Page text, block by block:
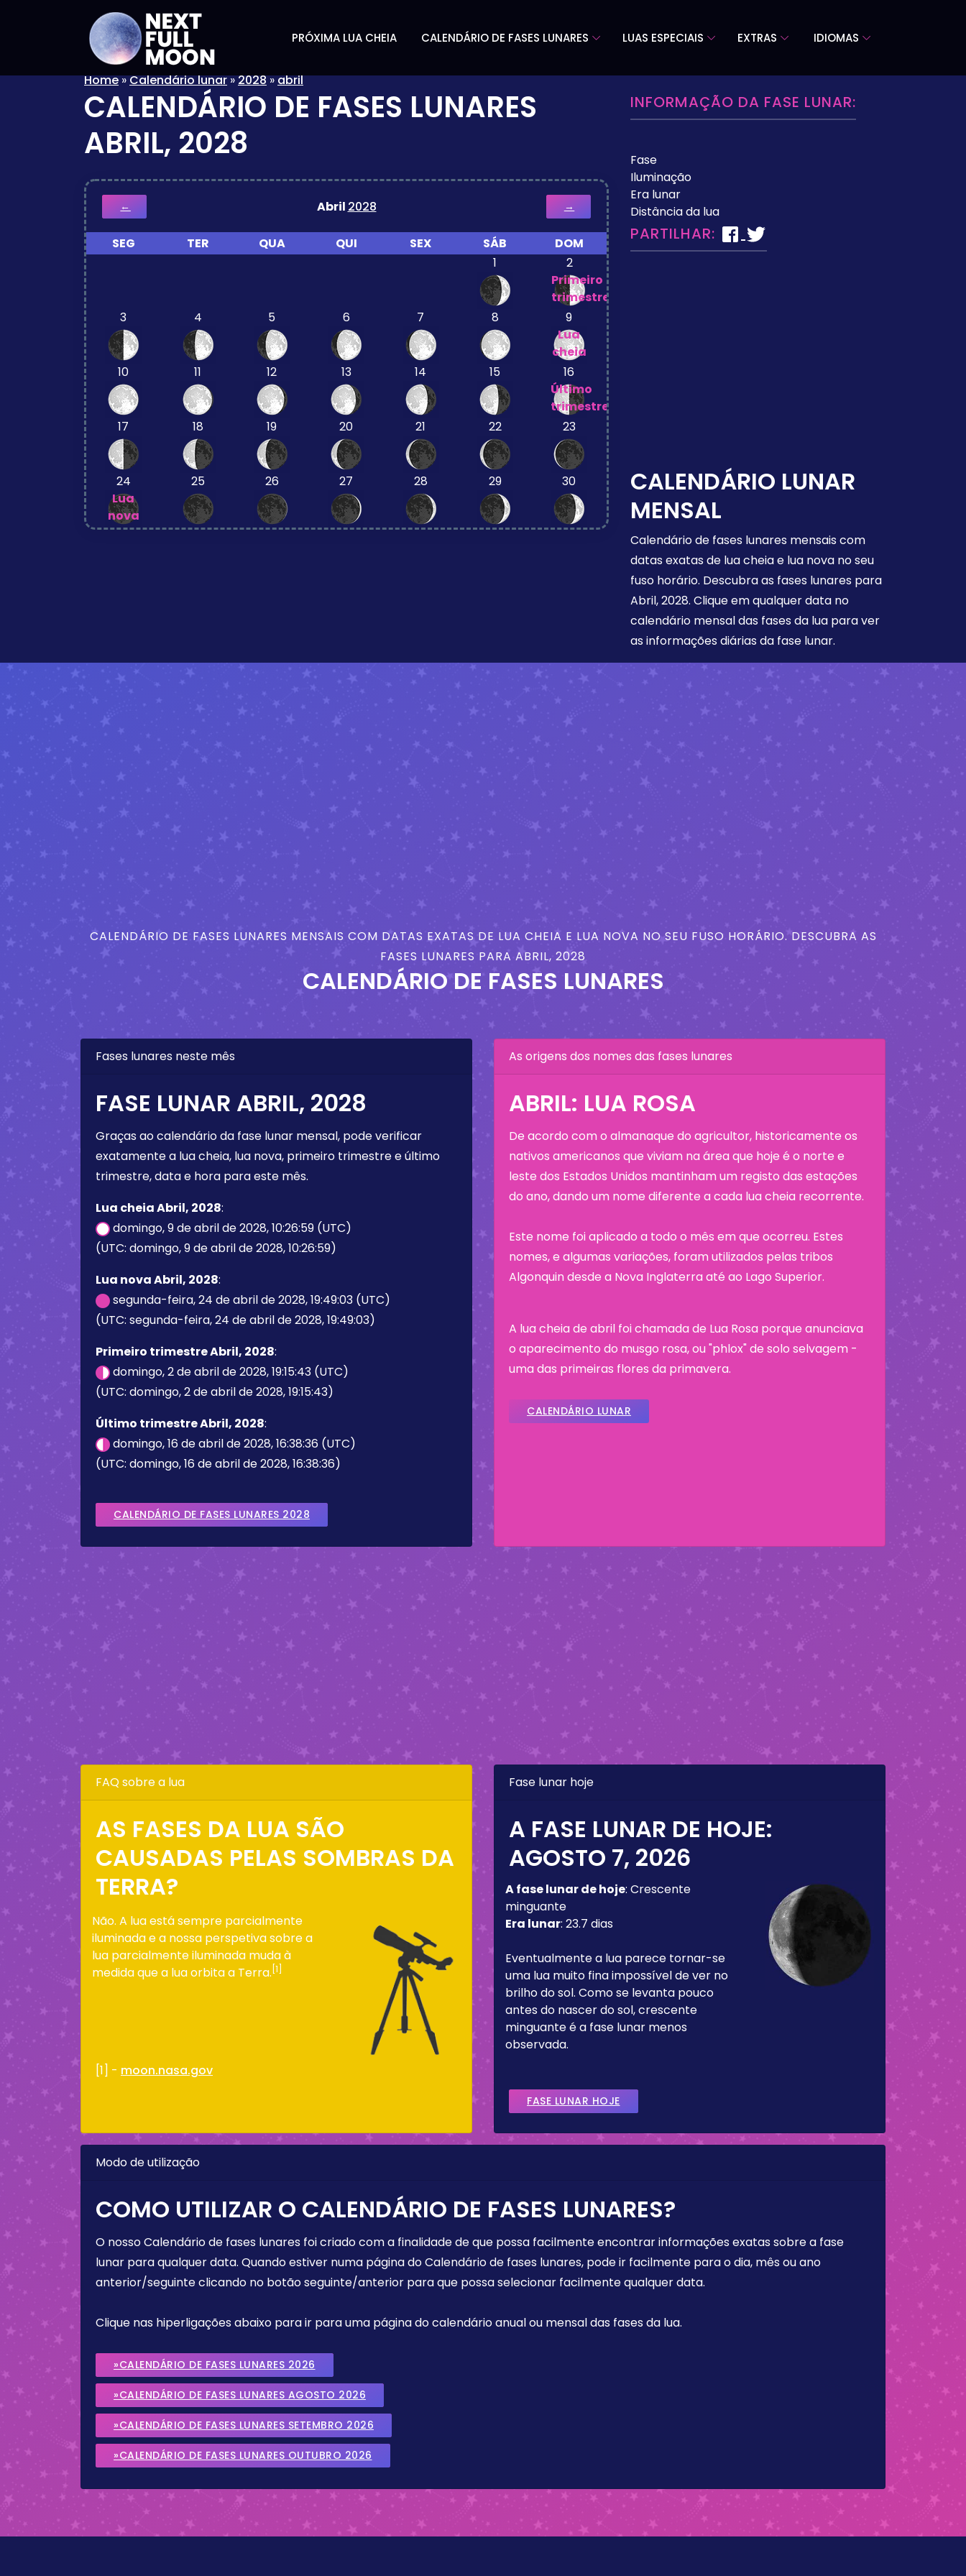
PRÓXIMA LUA CHEIA CALENDÁRIO DE FASES LUNARES LUAS ESPECIAIS EXTRAS IDIOMAS
Home»Calendário lunar»2028»abril
CALENDÁRIO DE FASES LUNARES
ABRIL, 2028
← Abril 2028 →
SEG TER QUA QUI SEX SÁB
DOM
1
2
Primeiro
trimestre
3
4 5 6 7 8
9
Lua
cheia
10
11 12 13 14 15
16
Último
trimestre
17
18 19 20 21 22 23
24
Lua
nova
25 26 27 28 29 30
INFORMAÇÃO DA FASE LUNAR:
Fase
Iluminação
Era lunar
Distância da lua
PARTILHAR:
CALENDÁRIO LUNAR
MENSAL
Calendário de fases lunares mensais com
datas exatas de lua cheia e lua nova no seu
fuso horário. Descubra as fases lunares para
Abril, 2028. Clique em qualquer data no
calendário mensal das fases da lua para ver
as informações diárias da fase lunar.
CALENDÁRIO DE FASES LUNARES MENSAIS COM DATAS EXATAS DE LUA CHEIA E LUA NOVA NO SEU FUSO HORÁRIO. DESCUBRA AS
FASES LUNARES PARA ABRIL, 2028
CALENDÁRIO DE FASES LUNARES
Fases lunares neste mês
FASE LUNAR ABRIL, 2028
Graças ao calendário da fase lunar mensal, pode verificar
exatamente a lua cheia, lua nova, primeiro trimestre e último
trimestre, data e hora para este mês.
Lua cheia Abril, 2028:
domingo, 9 de abril de 2028, 10:26:59 (UTC)
(UTC: domingo, 9 de abril de 2028, 10:26:59)
Lua nova Abril, 2028:
segunda-feira, 24 de abril de 2028, 19:49:03 (UTC)
(UTC: segunda-feira, 24 de abril de 2028, 19:49:03)
Primeiro trimestre Abril, 2028:
domingo, 2 de abril de 2028, 19:15:43 (UTC)
(UTC: domingo, 2 de abril de 2028, 19:15:43)
Último trimestre Abril, 2028:
domingo, 16 de abril de 2028, 16:38:36 (UTC)
(UTC: domingo, 16 de abril de 2028, 16:38:36)
CALENDÁRIO DE FASES LUNARES 2028
As origens dos nomes das fases lunares
ABRIL: LUA ROSA
De acordo com o almanaque do agricultor, historicamente os
nativos americanos que viviam na área que hoje é o norte e
leste dos Estados Unidos mantinham um registo das estações
do ano, dando um nome diferente a cada lua cheia recorrente.
Este nome foi aplicado a todo o mês em que ocorreu. Estes
nomes, e algumas variações, foram utilizados pelas tribos
Algonquin desde a Nova Inglaterra até ao Lago Superior.
A lua cheia de abril foi chamada de Lua Rosa porque anunciava
o aparecimento do musgo rosa, ou "phlox" de solo selvagem -
uma das primeiras flores da primavera.
CALENDÁRIO LUNAR
FAQ sobre a lua
AS FASES DA LUA SÃO
CAUSADAS PELAS SOMBRAS DA
TERRA?
Não. A lua está sempre parcialmente
iluminada e a nossa perspetiva sobre a
lua parcialmente iluminada muda à
medida que a lua orbita a Terra. [1]
[1] - moon.nasa.gov
Fase lunar hoje
A FASE LUNAR DE HOJE:
AGOSTO 7, 2026
A fase lunar de hoje: Crescente
minguante
Era lunar: 23.7 dias
Eventualmente a lua parece tornar-se
uma lua muito fina impossível de ver no
brilho do sol. Como se levanta pouco
antes do nascer do sol, crescente
minguante é a fase lunar menos
observada.
FASE LUNAR HOJE
Modo de utilização
COMO UTILIZAR O CALENDÁRIO DE FASES LUNARES?
O nosso Calendário de fases lunares foi criado com a finalidade de que possa facilmente encontrar informações exatas sobre a fase
lunar para qualquer data. Quando estiver numa página do Calendário de fases lunares, pode ir facilmente para o dia, mês ou ano
anterior/seguinte clicando no botão seguinte/anterior para que possa selecionar facilmente qualquer data.
Clique nas hiperligações abaixo para ir para uma página do calendário anual ou mensal das fases da lua.
»CALENDÁRIO DE FASES LUNARES 2026
»CALENDÁRIO DE FASES LUNARES AGOSTO 2026
»CALENDÁRIO DE FASES LUNARES SETEMBRO 2026
»CALENDÁRIO DE FASES LUNARES OUTUBRO 2026